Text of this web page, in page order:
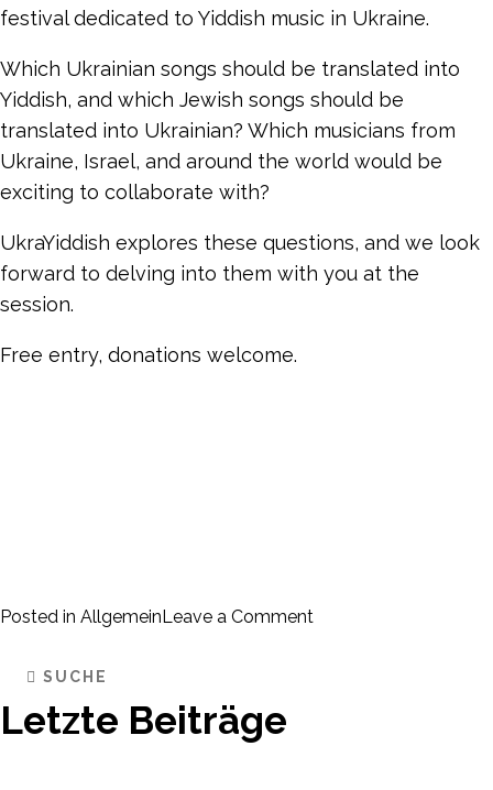
festival dedicated to Yiddish music in Ukraine.
Which Ukrainian songs should be translated into
Yiddish, and which Jewish songs should be
translated into Ukrainian? Which musicians from
Ukraine, Israel, and around the world would be
exciting to collaborate with?
UkraYiddish explores these questions, and we look
forward to delving into them with you at the
session.
Free entry, donations welcome.
Posted in AllgemeinLeave a Commenton
Letzte Beiträge